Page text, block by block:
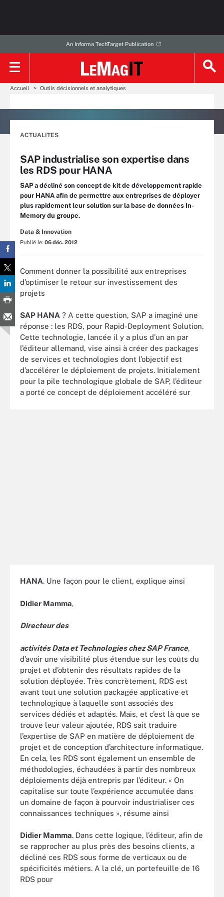
An Informa TechTarget Publication
Accueil Outils décisionnels et analytiques
ACTUALITES
SAP industrialise son expertise dans
les RDS pour HANA
SAP a décliné son concept de kit de développement rapide
pour HANA afin de permettre aux entreprises de déployer
plus rapidement leur solution sur la base de données In-
Memory du groupe.
Data & Innovation
Publié le: 06 déc. 2012
Comment donner la possibilité aux entreprises
d’optimiser le retour sur investissement des
projets
SAP HANA ? A cette question, SAP a imaginé une
réponse : les RDS, pour Rapid-Deployment Solution.
Cette technologie, lancée il y a plus d’un an par
l’éditeur allemand, vise ainsi à créer des packages
de services et technologies dont l’objectif est
d’accélérer le déploiement de projets. Initialement
pour la pile technologique globale de SAP, l’éditeur
a porté ce concept de déploiement accéléré sur
HANA. Une façon pour le client, explique ainsi
Didier Mamma,
Directeur des
activités Data et Technologies chez SAP France,
d’avoir une visibilité plus étendue sur les coûts du
projet et d’obtenir des résultats rapides de la
solution déployée. Très concrètement, RDS est
avant tout une solution packagée applicative et
technologique à laquelle sont associés des
services dédiés et adaptés. Mais, et c’est là que se
trouve leur valeur ajoutée, RDS sait traduire
l’expertise de SAP en matière de déploiement de
projet et de conception d’architecture informatique.
En cela, les RDS sont également un ensemble de
méthodologies, échaudées à partir des nombreux
déploiements déjà entrepris par l’éditeur. « On
capitalise sur toute l’expérience accumulée dans
un domaine de façon à pourvoir industrialiser ces
connaissances techniques », résume ainsi
Didier Mamma. Dans cette logique, l’éditeur, afin de
se rapprocher au plus près des besoins clients, a
décliné ces RDS sous forme de verticaux ou de
spécificités métiers. A la clé, un portefeuille de 16
RDS pour